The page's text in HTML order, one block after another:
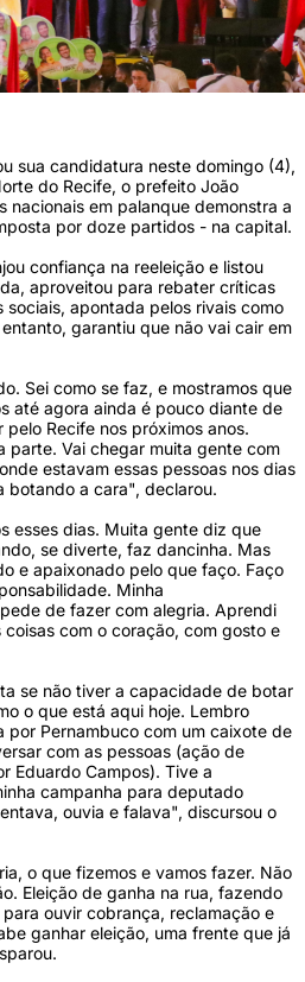
sua candidatura neste domingo (4),
do Recife, o prefeito João
nacionais em palanque demonstra a
por doze partidos - na capital.
confiança na reeleição e listou
aproveitou para rebater críticas
sociais, apontada pelos rivais como
garantiu que não vai cair em
Sei como se faz, e mostramos que
até agora ainda é pouco diante de
Recife nos próximos anos.
parte. Vai chegar muita gente com
estavam essas pessoas nos dias
botando a cara", declarou.
esses dias. Muita gente diz que
se diverte, faz dancinha. Mas
e apaixonado pelo que faço. Faço
Minha
de fazer com alegria. Aprendi
com o coração, com gosto e
se não tiver a capacidade de botar
o que está aqui hoje. Lembro
Pernambuco com um caixote de
com as pessoas (ação de
Eduardo Campos). Tive a
campanha para deputado
ouvia e falava", discursou o
o que fizemos e vamos fazer. Não
Eleição de ganha na rua, fazendo
ouvir cobrança, reclamação e
ganhar eleição, uma frente que já